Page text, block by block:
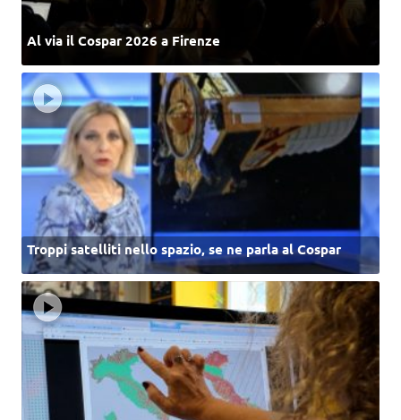
Al via il Cospar 2026 a Firenze
Troppi satelliti nello spazio, se ne parla al Cospar